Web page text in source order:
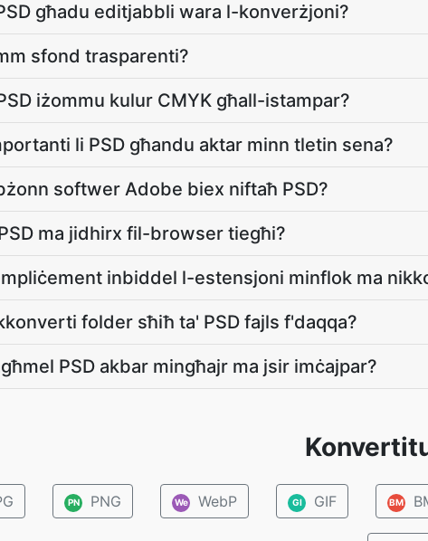
għadu editjabbli wara l-konverżjoni?
sfond trasparenti?
iżommu kulur CMYK għall-istampar?
li PSD għandu aktar minn tletin sena?
softwer Adobe biex niftaħ PSD?
ma jidhirx fil-browser tiegħi?
inbiddel l-estensjoni minflok ma
folder sħiħ ta' PSD fajls f'daqqa?
PSD akbar mingħajr ma jsir imċajpar?
PN PNG We WebP GI GIF BM